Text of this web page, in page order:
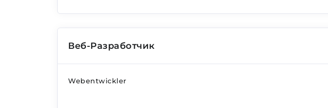
Веб-Разработчик
Webentwickler